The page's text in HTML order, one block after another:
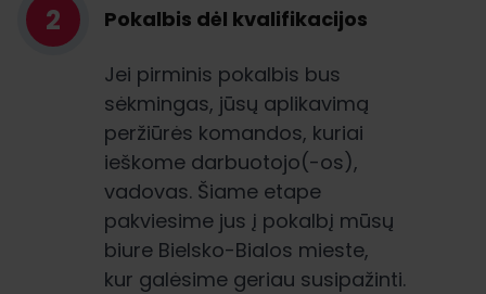
2 Pokalbis dėl kvalifikacijos
Jei pirminis pokalbis bus
sėkmingas, jūsų aplikavimą
peržiūrės komandos, kuriai
ieškome darbuotojo(-os),
vadovas. Šiame etape
pakviesime jus į pokalbį mūsų
biure Bielsko-Bialos mieste,
kur galėsime geriau susipažinti.